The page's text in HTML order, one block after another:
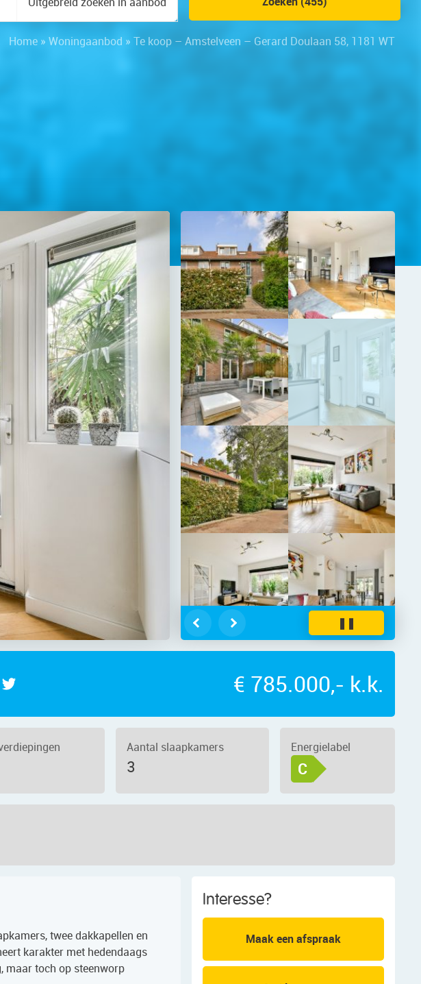
Home » Woningaanbod » Te koop – Amstelveen – Gerard Doulaan 58, 1181 WT
58, 1181 WT – Foto 4
❚❚
€ 785.000,- k.k.
Aantal slaapkamers
3
Energielabel
C
twee dakkapellen en
karakter met hedendaags
maar toch op steenworp
Interesse?
Maak een afspraak